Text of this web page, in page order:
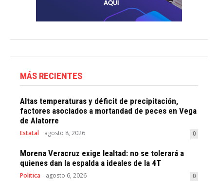
MÁS RECIENTES
Altas temperaturas y déficit de precipitación,
factores asociados a mortandad de peces en Vega
de Alatorre
Estatal agosto 8, 2026 0
Morena Veracruz exige lealtad: no se tolerará a
quienes dan la espalda a ideales de la 4T
Politica agosto 6, 2026 0